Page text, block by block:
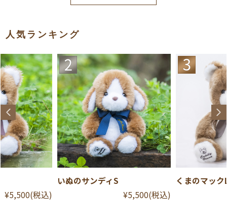
人気ランキング
¥5,500(税込)
くまのマックL
¥17,600(税込)
いぬのサン